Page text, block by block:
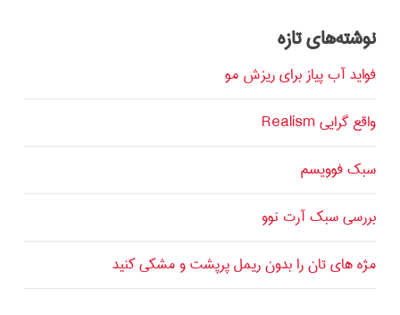
نوشته‌های تازه
فواید آب پیاز برای ریزش مو
واقع گرایی Realism
سبک فوویسم
بررسی سبک آرت نوو
مژه های تان را بدون ریمل پرپشت و مشکی کنید